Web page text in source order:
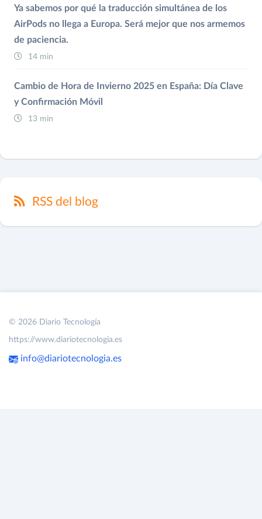
Ya sabemos por qué la traducción simultánea de los
AirPods no llega a Europa. Será mejor que nos armemos
de paciencia.
14 min
Cambio de Hora de Invierno 2025 en España: Día Clave
y Confirmación Móvil
13 min
RSS del blog
© 2026 Diario Tecnología
https://www.diariotecnologia.es
info@diariotecnologia.es